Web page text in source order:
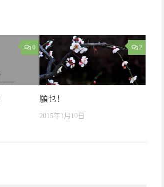
0 2
願乜！
2015年1月10日